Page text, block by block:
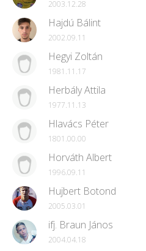
2003.12.28
Hajdú Bálint
2002.09.11
Hegyi Zoltán
1981.11.17
Herbály Attila
1977.11.13
Hlavács Péter
1801.00.00
Horváth Albert
1996.09.11
Hujbert Botond
2005.03.01
ifj. Braun János
2004.04.18